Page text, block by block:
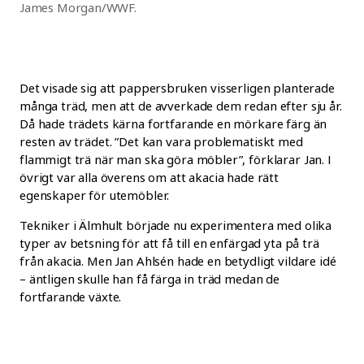
James Morgan/WWF.
Det visade sig att pappersbruken visserligen planterade
många träd, men att de avverkade dem redan efter sju år.
Då hade trädets kärna fortfarande en mörkare färg än
resten av trädet. ”Det kan vara problematiskt med
flammigt trä när man ska göra möbler”, förklarar Jan. I
övrigt var alla överens om att akacia hade rätt
egenskaper för utemöbler.
Tekniker i Älmhult började nu experimentera med olika
typer av betsning för att få till en enfärgad yta på trä
från akacia. Men Jan Ahlsén hade en betydligt vildare idé
– äntligen skulle han få färga in träd medan de
fortfarande växte.